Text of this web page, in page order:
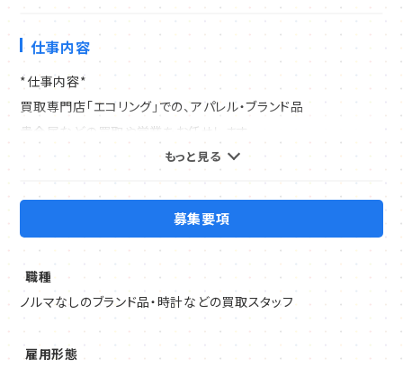
・残業月平均6時間
・完全週休2日制
・有給休暇
・転勤なし
・始業は9:45～とゆっくり
プライベートを大切にしながら、長く働ける環境を整えています。
定性評価を重視しており、「努力が数字だけで判断される」ことは
ありません。
実際に、以下のような高い評価実績があります。
半期賞与で最大6か月分（150万円）の支給実績
入社4ヶ月で店長へ昇格した事例あり
仕事内容
*仕事内容*
買取専門店「エコリング」での、アパレル・ブランド品
貴金属などの買取や営業をお任せします。
買い取った商品の販売業務はエコリング本部にすべて任せてい
るため、
買取に専念できる環境です！
*入社後の流れ*
⇒本部研修
まずは、1ヶ月の座学研修で
偽物を見抜くポイントや
取り扱い頻度の多い商品の知識や
もっと見る
募集要項
職種
ノルマなしのブランド品・時計などの買取スタッフ
雇用形態